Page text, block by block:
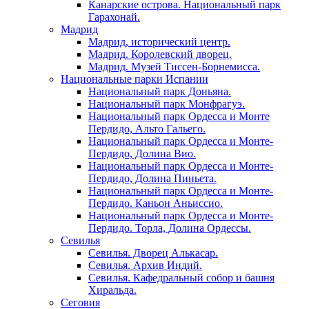
Канарские острова. Национальный парк
Гарахонай.
Мадрид
Мадрид, исторический центр.
Мадрид. Королевский дворец.
Мадрид. Музей Тиссен-Борнемисса.
Национальные парки Испании
Национальный парк Доньяна.
Национальный парк Монфрагуэ.
Национальный парк Ордесса и Монте
Пердидо, Альто Гальего.
Национальный парк Ордесса и Монте-
Пердидо, Долина Вио.
Национальный парк Ордесса и Монте-
Пердидо, Долина Пиньета.
Национальный парк Ордесса и Монте-
Пердидо. Каньон Аньиссио.
Национальный парк Ордесса и Монте-
Пердидо. Торла, Долина Ордессы.
Севилья
Севилья. Дворец Алькасар.
Севилья. Архив Индий.
Севилья. Кафедральный собор и башня
Хиральда.
Сеговия